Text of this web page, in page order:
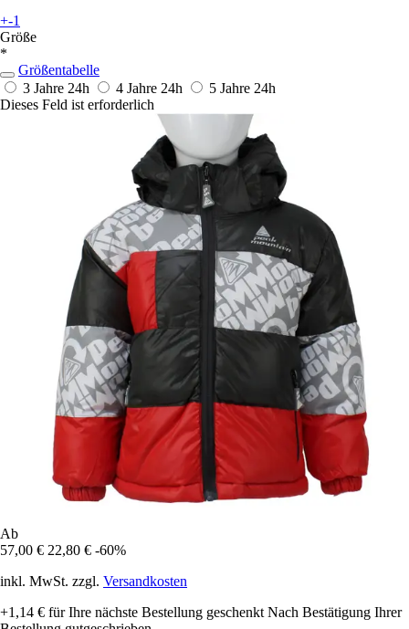
+-1
Größe
*
Größentabelle
3 Jahre 24h 4 Jahre 24h 5 Jahre 24h
Dieses Feld ist erforderlich
Ab
57,00 € 22,80 € -60%
inkl. MwSt. zzgl. Versandkosten
+1,14 € für Ihre nächste Bestellung geschenkt Nach Bestätigung Ihrer